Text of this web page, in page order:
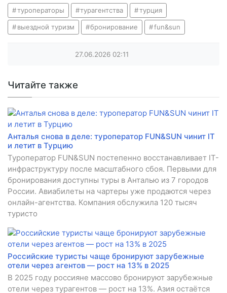
туроператоры турагентства турция
выездной туризм бронирование fun&sun
27.06.2026 02:11
Читайте также
Анталья снова в деле: туроператор FUN&SUN чинит IT
и летит в Турцию
Туроператор FUN&SUN постепенно восстанавливает IT-
инфраструктуру после масштабного сбоя. Первыми для
бронирования доступны туры в Анталью из 7 городов
России. Авиабилеты на чартеры уже продаются через
онлайн-агентства. Компания обслужила 120 тысяч
туристо
Российские туристы чаще бронируют зарубежные
отели через агентов — рост на 13% в 2025
В 2025 году россияне массово бронируют зарубежные
отели через турагентов — рост на 13%. Азия остаётся